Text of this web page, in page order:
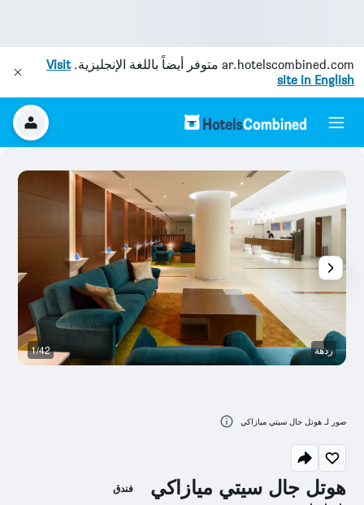
ar.hotelscombined.com متوفر أيضاً باللغة الإنجليزية.Visit
site in English
هوتل جال سيتي ميازاكي فندق
ردهة 1/42
صور لـ هوتل جال سيتي ميازاكي